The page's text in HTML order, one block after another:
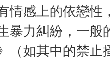
情感上的依戀
暴力糾紛，一
（如其中的禁止